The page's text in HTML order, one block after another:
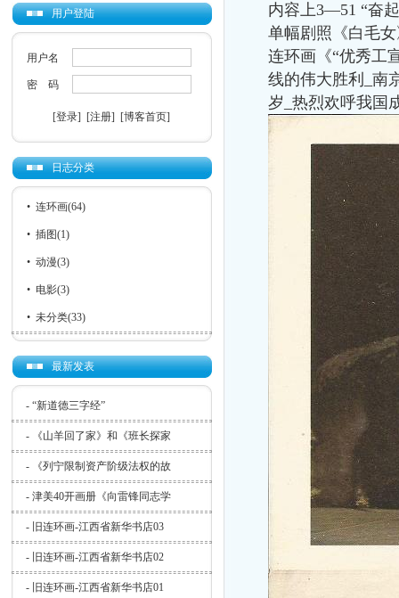
用户登陆
用户名
密 码
[登录] [注册] [博客首页]
日志分类
• 连环画(64)
• 插图(1)
• 动漫(3)
• 电影(3)
• 未分类(33)
最新发表
- “新道德三字经”
- 《山羊回了家》和《班长探家
- 《列宁限制资产阶级法权的故
- 津美40开画册《向雷锋同志学
- 旧连环画-江西省新华书店03
- 旧连环画-江西省新华书店02
- 旧连环画-江西省新华书店01
内容上3—51 “奋
单幅剧照《白毛
连环画《“优秀工
线的伟大胜利
南
岁 热烈欢呼我国